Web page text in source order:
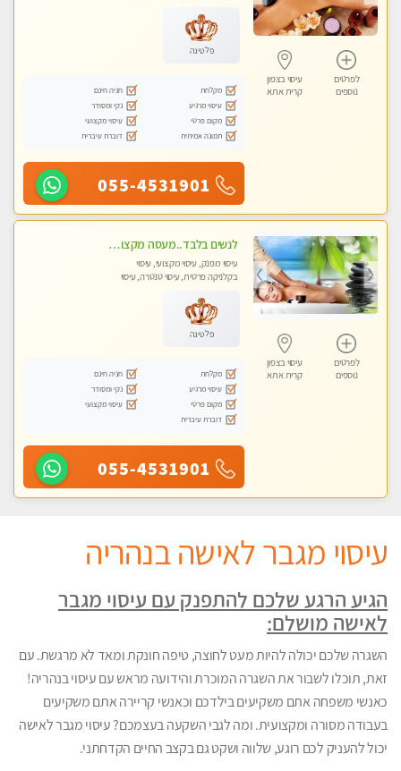
לפרטים
נוספים
עיסוי בצפון
קרית אתא
פלטינה
מקלחת
חניה חינם
עיסוי מרגיע
נקי ומסודר
מקום פרטי
עיסוי מקצועי
תמונה אמיתית
דוברת עיברית
055-4531901
לפרטים
נוספים
עיסוי בצפון
קרית אתא
לנשים בלבד..מעסה מקצועי לנשים בלבד
עיסוי מפנק, עיסוי מקצועי, עיסוי
בקלניקה פרטית, עיסוי טנטרה, עיסוי
פלטינה
מקלחת
חניה חינם
עיסוי מרגיע
נקי ומסודר
מקום פרטי
עיסוי מקצועי
דוברת עיברית
055-4531901
עיסוי מגבר לאישה בנהריה
הגיע הרגע שלכם להתפנק עם עיסוי מגבר
לאישה מושלם:
השגרה שלכם יכולה להיות מעט לחוצה, טיפה חונקת ומאד לא מרגשת. עם
זאת, תוכלו לשבור את השגרה המוכרת והידועה מראש עם עיסוי בנהריה!
כאנשי משפחה אתם משקיעים בילדכם וכאנשי קריירה אתם משקיעים
בעבודה מסורה ומקצועית. ומה לגבי השקעה בעצמכם? עיסוי מגבר לאישה
יכול להעניק לכם רוגע, שלווה ושקט גם בקצב החיים הקדחתני.